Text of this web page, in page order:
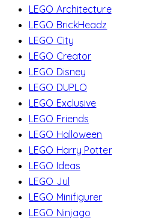
LEGO Architecture
LEGO BrickHeadz
LEGO City
LEGO Creator
LEGO Disney
LEGO DUPLO
LEGO Exclusive
LEGO Friends
LEGO Halloween
LEGO Harry Potter
LEGO Ideas
LEGO Jul
LEGO Minifigurer
LEGO Ninjago